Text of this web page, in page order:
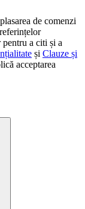
de comenzi
a citi și a
și Clauze și
acceptarea